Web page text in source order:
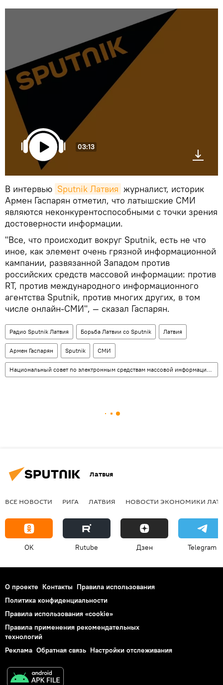
03:13
В интервью Sputnik Латвия журналист, историк
Армен Гаспарян отметил, что латышские СМИ
являются неконкурентоспособными с точки зрения
достоверности информации.
"Все, что происходит вокруг Sputnik, есть не что
иное, как элемент очень грязной информационной
кампании, развязанной Западом против
российских средств массовой информации: против
RT, против международного информационного
агентства Sputnik, против многих других, в том
числе онлайн-СМИ", — сказал Гаспарян.
Радио Sputnik Латвия Борьба Латвии со Sputnik Латвия
Армен Гаспарян Sputnik СМИ
Национальный совет по электронным средствам массовой информации (НСЭСМИ)
Латвия
ВСЕ НОВОСТИ РИГА ЛАТВИЯ НОВОСТИ ЭКОНОМИКИ
OK Rutube Дзен Telegram
О проекте Контакты Правила использования
Политика конфиденциальности
Правила использования «cookie»
Правила применения рекомендательных
технологий
Реклама Обратная связь Настройки отслеживания